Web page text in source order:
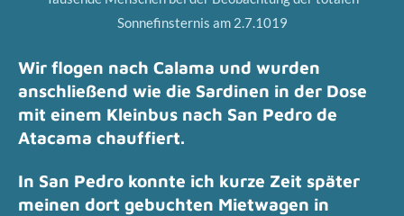
Sonnefinsternis am 2.7.1019
Wir flogen nach Calama und wurden
anschließend wie die Sardinen in der Dose
mit einem Kleinbus nach San Pedro de
Atacama chauffiert.
In San Pedro konnte ich kurze Zeit später
meinen dort gebuchten Mietwagen in